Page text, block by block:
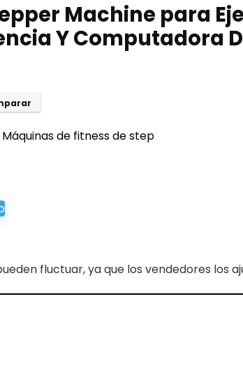
Machine para
Y Computadora
Máquinas de fitness de step
fluctuar, ya que los vendedores